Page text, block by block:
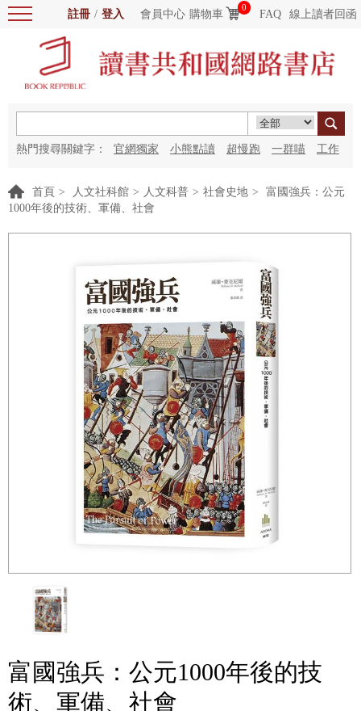
註冊 / 登入 會員中心 購物車
0
FAQ 線上讀者回函
熱門搜尋關鍵字： 官網獨家 小熊點讀 超慢跑 一群喵 工作
首頁 > 人文社科館 > 人文科普 > 社會史地 >
富國強兵：公元
1000年後的技術、軍備、社會
富國強兵：公元1000年後的技
術、軍備、社會